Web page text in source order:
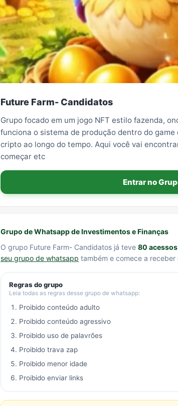
Future Farm- Candidatos
Grupo focado em um jogo NFT estilo fazenda,
funciona o sistema de produção dentro do
cripto ao longo do tempo. Aqui você vai
começar etc
Entrar no
Grupo de Whatsapp de Investimentos e Finanças
O grupo Future Farm- Candidatos já teve 80 acessos
seu grupo de whatsapp também e comece a receber
Regras do grupo
Leia todas as regras desse grupo de whatsapp:
Proibido conteúdo adulto
Proibido conteúdo agressivo
Proibido uso de palavrões
Proibido trava zap
Proibido menor idade
Proibido enviar links